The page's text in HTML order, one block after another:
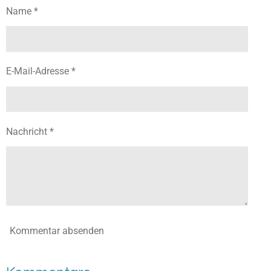
Name *
E-Mail-Adresse *
Nachricht *
Kommentar absenden